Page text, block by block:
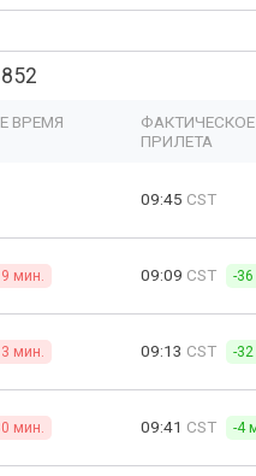
ВРЕМЯ
ПРИЛЕТА
09:45 CST
мин. 09:09 CST -
мин. 09:13 CST -
мин. 09:41 CST -4